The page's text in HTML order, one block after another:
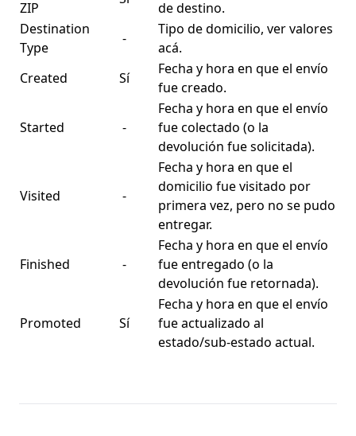
ZIP
de destino.
Destination
Type
-
Tipo de domicilio, ver valores
acá.
Created
Sí
Fecha y hora en que el envío
fue creado.
Started -
Fecha y hora en que el envío
fue colectado (o la
devolución fue solicitada).
Visited -
Fecha y hora en que el
domicilio fue visitado por
primera vez, pero no se pudo
entregar.
Finished -
Fecha y hora en que el envío
fue entregado (o la
devolución fue retornada).
Promoted Sí
Fecha y hora en que el envío
fue actualizado al
estado/sub-estado actual.